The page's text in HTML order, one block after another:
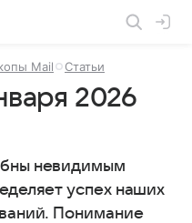
Mail Статьи
2026
невидимым
успех наших
Понимание